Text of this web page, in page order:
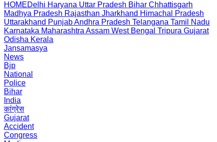
HOMEDelhi Haryana Uttar Pradesh Bihar Chhattisgarh
Madhya Pradesh Rajasthan Jharkhand Himachal Pradesh
Uttarakhand PunjabAndhra Pradesh Telangana Tamil Nadu
Karnataka Maharashtra Assam West Bengal Tripura Gujarat
Odisha Kerala
Jansamasya
News
Bjp
National
Police
Bihar
India
कांग्रेस
Gujarat
Accident
Congress